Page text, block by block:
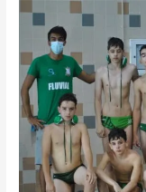
Polo
Aquático:
Infantis
vice-
campeões
regionais